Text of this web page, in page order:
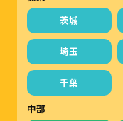
茨城
埼玉
千葉
中部